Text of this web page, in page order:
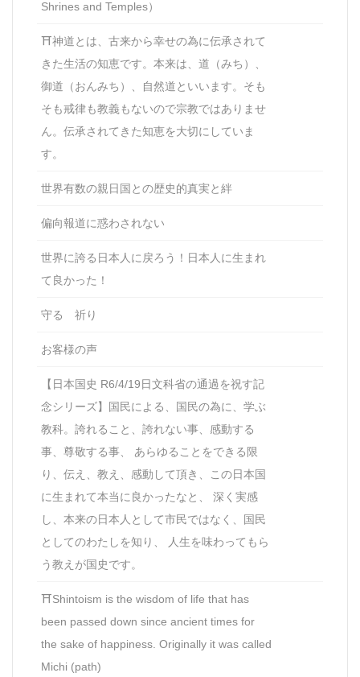
Shrines and Temples）
⛩神道とは、古来から幸せの為に伝承されて
きた生活の知恵です。本来は、道（みち）、
御道（おんみち）、自然道といいます。そも
そも戒律も教義もないので宗教ではありませ
ん。伝承されてきた知恵を大切にしていま
す。
世界有数の親日国との歴史的真実と絆
偏向報道に惑わされない
世界に誇る日本人に戻ろう！日本人に生まれ
て良かった！
守る 祈り
お客様の声
【日本国史 R6/4/19日文科省の通過を祝す記
念シリーズ】国民による、国民の為に、学ぶ
教科。誇れること、誇れない事、感動する
事、尊敬する事、 あらゆることをできる限
り、伝え、教え、感動して頂き、この日本国
に生まれて本当に良かったなと、 深く実感
し、本来の日本人として市民ではなく、国民
としてのわたしを知り、 人生を味わってもら
う教えが国史です。
⛩Shintoism is the wisdom of life that has
been passed down since ancient times for
the sake of happiness. Originally it was called
Michi (path)